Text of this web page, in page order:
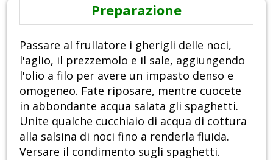
Preparazione
Passare al frullatore i gherigli delle noci,
l'aglio, il prezzemolo e il sale, aggiungendo
l'olio a filo per avere un impasto denso e
omogeneo. Fate riposare, mentre cuocete
in abbondante acqua salata gli spaghetti.
Unite qualche cucchiaio di acqua di cottura
alla salsina di noci fino a renderla fluida.
Versare il condimento sugli spaghetti.